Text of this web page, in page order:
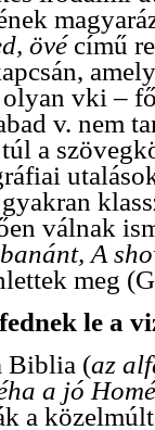
övé című
vki –
v. nem
a
válnak
A
meg
le a
Biblia (az
a jó
a